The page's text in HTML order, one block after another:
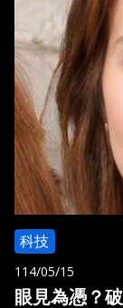
科技
114/05/15
眼見為憑？